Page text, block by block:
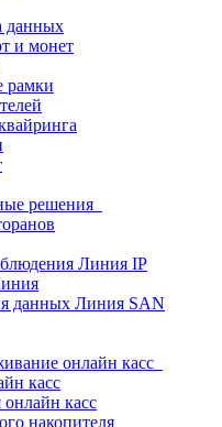
данных
и монет
рамки
решения
Линия IP
данных Линия SAN
онлайн касс
касс
онлайн касс
накопителя